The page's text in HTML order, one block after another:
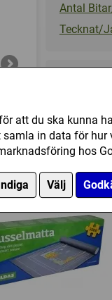
att du ska kunna
in data för hur
hos
Välj
Antal
Tecknat/
Ej
Party,